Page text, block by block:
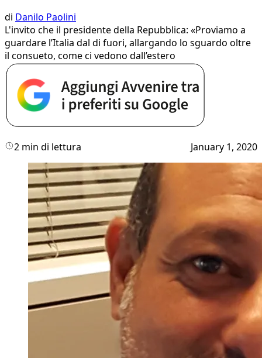
di Danilo Paolini
L'invito che il presidente della Repubblica: «Proviamo a
guardare l’Italia dal di fuori, allargando lo sguardo oltre
il consueto, come ci vedono dall’estero
2 min di lettura January 1, 2020